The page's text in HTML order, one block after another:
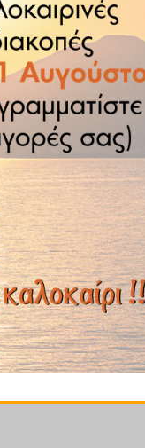
της θετικής
μυκήτων.
– περίπου 2,5
καρπών.
την προστασία
προκειμένου